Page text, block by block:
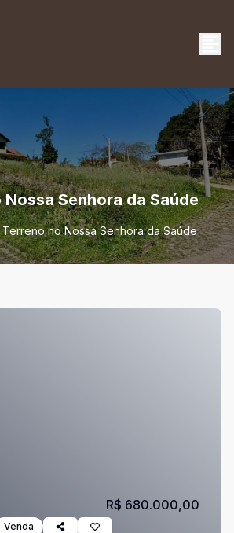
Senhora da Saúde
Terreno no Nossa Senhora da Saúde
Venda
R$ 680.000,00